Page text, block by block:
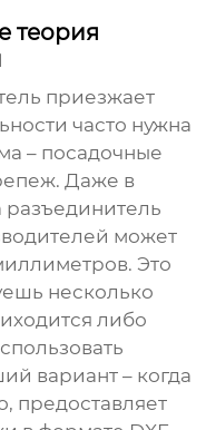
теория
приезжает
часто нужна
– посадочные
Даже в
разъединитель
может
Это
несколько
либо
вариант – когда
предоставляет